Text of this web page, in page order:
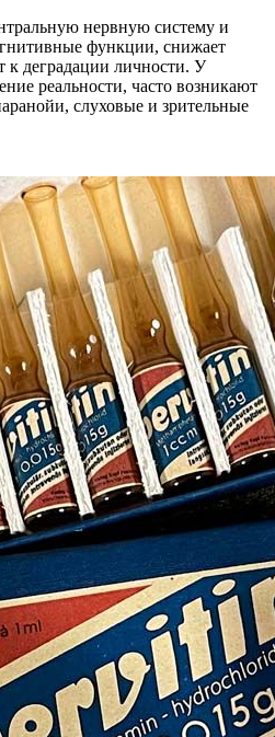
нервную систему и
функции, снижает
к деградации личности. У
реальности, часто возникают
слуховые и зрительные